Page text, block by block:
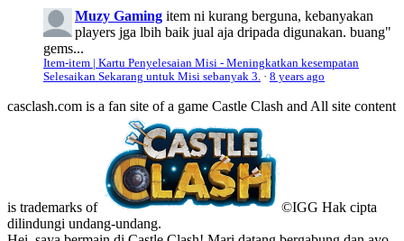
Muzy Gaming item ni kurang berguna, kebanyakan
players jga lbih baik jual aja dripada digunakan. buang"
gems...
Item-item | Kartu Penyelesaian Misi - Meningkatkan kesempatan
Selesaikan Sekarang untuk Misi sebanyak 3. · 8 years ago
casclash.com is a fan site of a game Castle Clash and All site content
is trademarks of
©IGG Hak cipta
dilindungi undang-undang.